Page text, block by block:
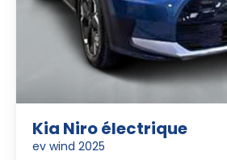
Kia Niro électrique
ev wind 2025